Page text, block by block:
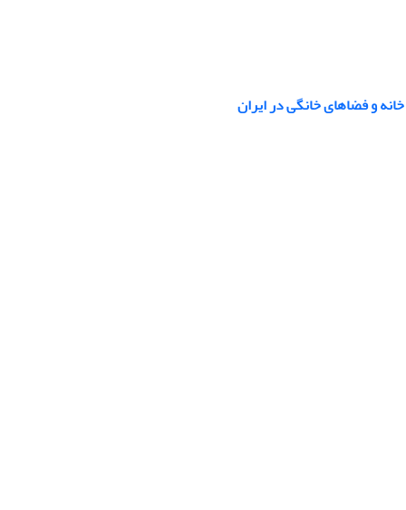
و فضاهای خانگی در ایران